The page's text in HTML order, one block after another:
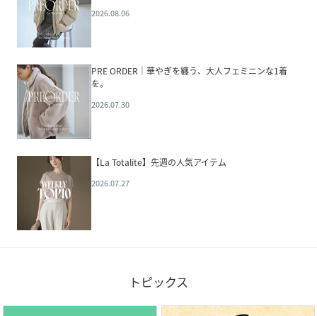
2026.08.06
PRE ORDER｜華やぎを纏う、大人フェミニンな1着
を。
2026.07.30
【La Totalite】先週の人気アイテム
2026.07.27
トピックス